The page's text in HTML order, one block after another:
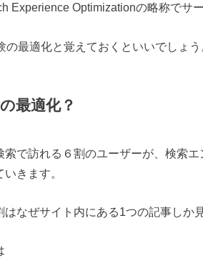
Experience Optimizationの略称でサ
の最適化と覚えておくといいでしょう
最適化？
索で訪れる６割のユーザーが、検索
きます。
はなぜサイト内にある1つの記事しか